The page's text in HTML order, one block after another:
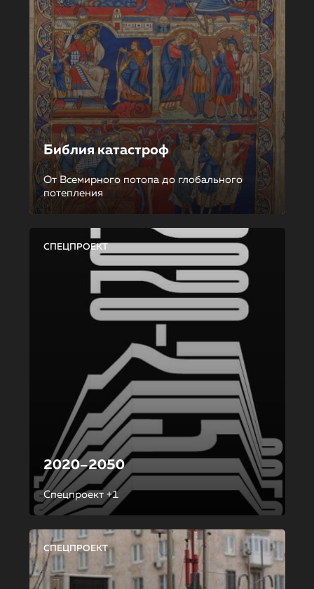
Библия катастроф
От Всемирного потопа до глобального
потепления
СПЕЦПРОЕКТ
2020–2050
Спецпроект +1
СПЕЦПРОЕКТ